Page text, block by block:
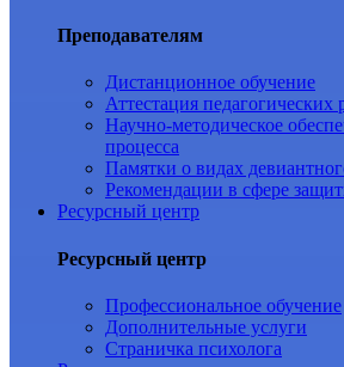
Преподавателям
Дистанционное обучение
Аттестация педагогических
Научно-методическое
процесса
Памятки о видах
Рекомендации в сфере
Ресурсный центр
Ресурсный центр
Профессиональное обучение
Дополнительные услуги
Страничка психолога